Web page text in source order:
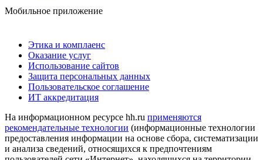
Мобильное приложение
Этика и комплаенс
Оказание услуг
Использование сайтов
Защита персональных данных
Пользовательское соглашение
ИТ аккредитация
На информационном ресурсе hh.ru применяются
рекомендательные технологии (информационные технологии
предоставления информации на основе сбора, систематизации
и анализа сведений, относящихся к предпочтениям